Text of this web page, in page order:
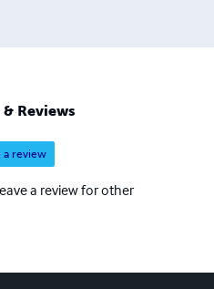
Reviews
a review
a review for other